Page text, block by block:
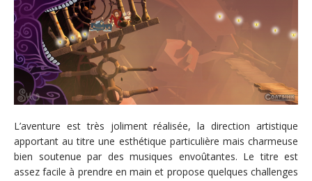
L’aventure est très joliment réalisée, la direction artistique
apportant au titre une esthétique particulière mais charmeuse
bien soutenue par des musiques envoûtantes. Le titre est
assez facile à prendre en main et propose quelques challenges